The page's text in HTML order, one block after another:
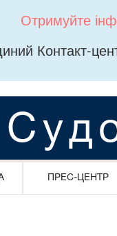
Отримуйте
Контакт-
ПРЕС-ЦЕНТР